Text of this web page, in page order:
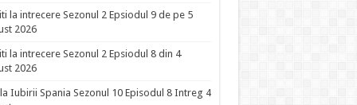
la intrecere Sezonul 2 Epsiodul 9 de pe 5
2026
la intrecere Sezonul 2 Epsiodul 8 din 4
2026
Iubirii Spania Sezonul 10 Episodul 8 Intreg 4